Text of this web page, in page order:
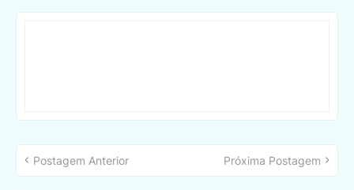
Postagem Anterior Próxima Postagem